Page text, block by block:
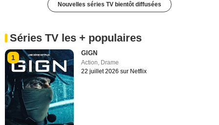
Nouvelles séries TV bientôt diffusées
Séries TV les + populaires
1
GIGN
Action Drame
22 juillet 2026 sur Netflix